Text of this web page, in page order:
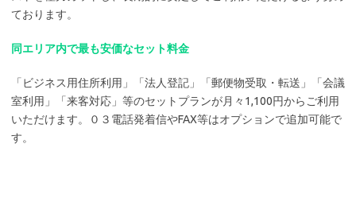
ております。
同エリア内で最も安価なセット料金
「ビジネス用住所利用」「法人登記」「郵便物受取・転送」「会議
室利用」「来客対応」等のセットプランが月々1,100円からご利用
いただけます。０３電話発着信やFAX等はオプションで追加可能で
す。